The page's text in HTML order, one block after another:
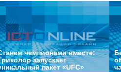
чемпионами вместе:
запускает
пакет «UFC»